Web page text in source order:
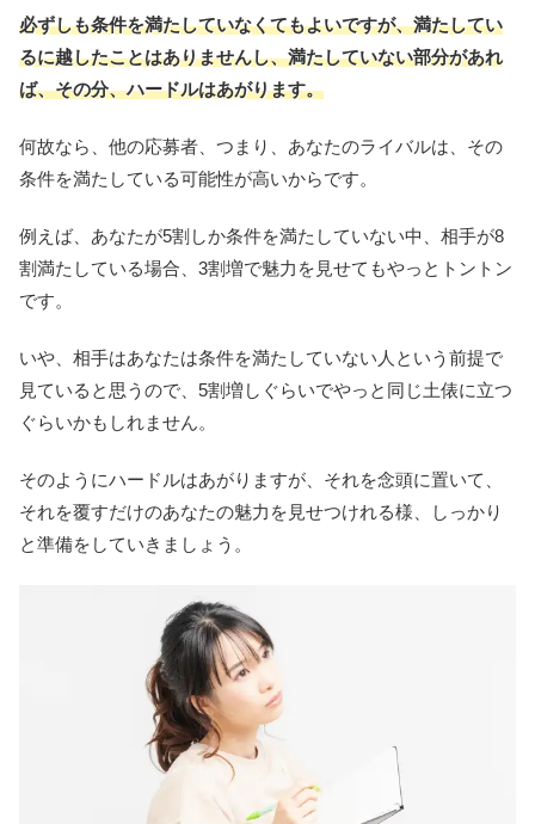
必ずしも条件を満たしていなくてもよいですが、満たしてい
るに越したことはありませんし、満たしていない部分があれ
ば、その分、ハードルはあがります。
何故なら、他の応募者、つまり、あなたのライバルは、 その
条件を満たしている可能性が高いからです。
例えば、あなたが5割しか条件を満たしていない中、相手が8
割満たしている場合、3割増で魅力を見せてもやっとトントン
です。
いや、相手はあなたは条件を満たしていない人という前提で
見ていると思うので、5割増しぐらいでやっと同じ土俵に立つ
ぐらいかもしれません。
そのようにハードルはあがりますが、それを念頭に置いて、
それを覆すだけのあなたの魅力を見せつけれる様、しっかり
と準備をしていきましょう。